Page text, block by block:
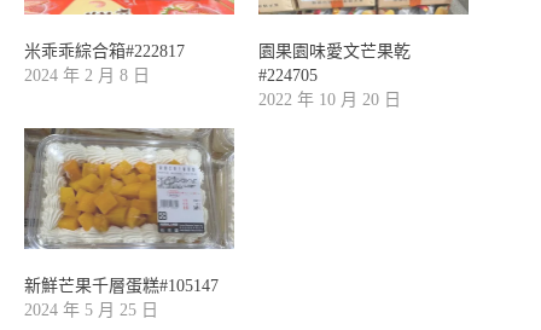
米乖乖綜合箱#222817
2024 年 2 月 8 日
園果園味愛文芒果乾
#224705
2022 年 10 月 20 日
新鮮芒果千層蛋糕#105147
2024 年 5 月 25 日